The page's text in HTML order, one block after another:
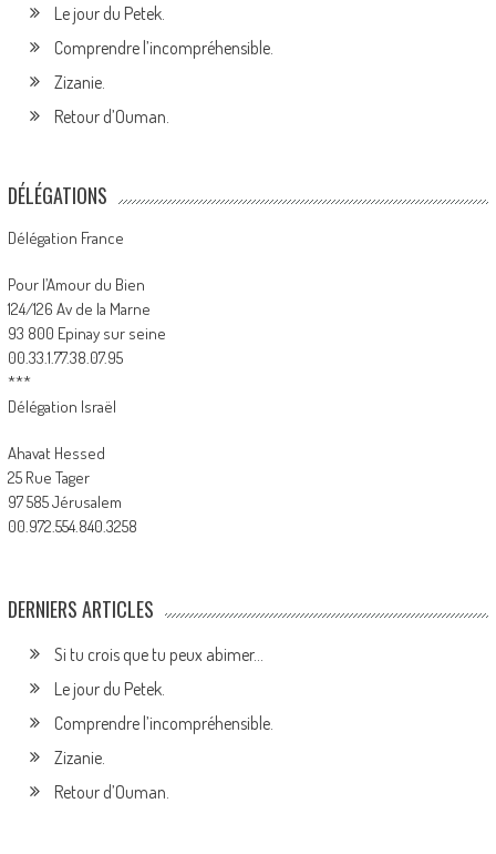
Le jour du Petek.
Comprendre l’incompréhensible.
Zizanie.
Retour d’Ouman.
DÉLÉGATIONS
Délégation France
Pour l’Amour du Bien
124/126 Av de la Marne
93 800 Epinay sur seine
00.33.1.77.38.07.95
***
Délégation Israël
Ahavat Hessed
25 Rue Tager
97 585 Jérusalem
00.972.554.840.3258
DERNIERS ARTICLES
Si tu crois que tu peux abimer…
Le jour du Petek.
Comprendre l’incompréhensible.
Zizanie.
Retour d’Ouman.